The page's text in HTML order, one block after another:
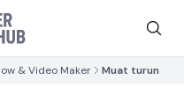
& Video Maker Muat turun